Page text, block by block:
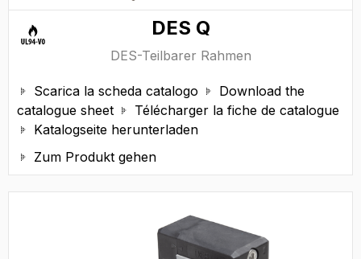
DES Q
DES-Teilbarer Rahmen
 Scarica la scheda catalogo 
Download the
catalogue sheet
 Télécharger la fiche de catalogue
 Katalogseite herunterladen
 Zum Produkt gehen